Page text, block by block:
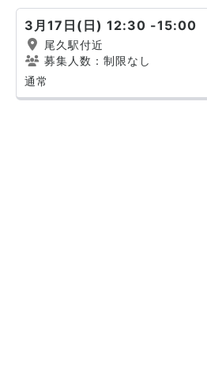
3月17日(日) 12:30 -15:00
尾久駅付近
募集人数：制限なし
通常